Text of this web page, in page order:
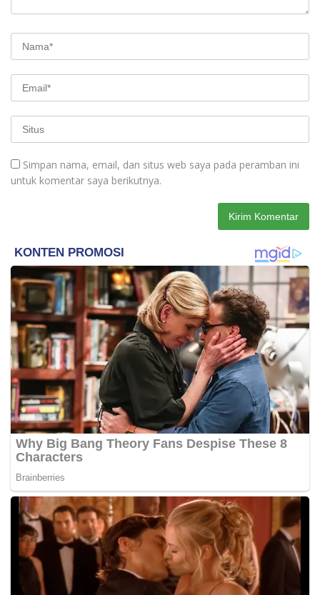
Simpan nama, email, dan situs web saya pada peramban ini
untuk komentar saya berikutnya.